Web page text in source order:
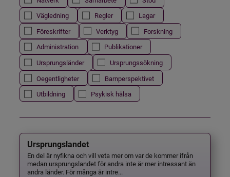
Vägledning
Regler
Lagar
Föreskrifter
Verktyg
Forskning
Administration
Publikationer
Ursprungsländer
Ursprungssökning
Oegentligheter
Barnperspektivet
Utbildning
Psykisk hälsa
Ursprungslandet
En del är nyfikna och vill veta mer om var de kommer ifrån
medan ursprungslandet för andra inte är mer intressant än
andra länder. För många är intre...